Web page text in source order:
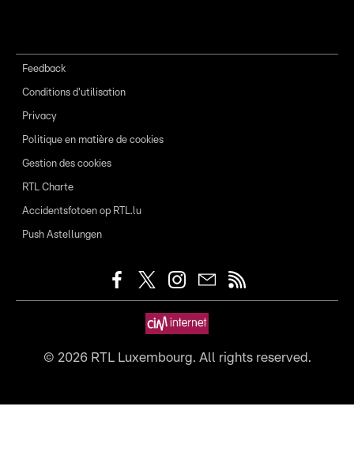
Feedback
Conditions d'utilisation
Privacy
Politique en matière de cookies
Gestion des cookies
RTL Charte
Accidentsfotoen op RTL.lu
Push Astellungen
© 2026RTL Luxembourg. All rights reserved.